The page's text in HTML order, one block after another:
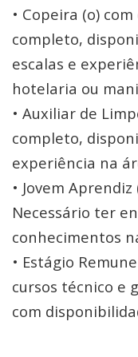
• Copeira (o)
completo,
escalas e
hotelaria ou
• Auxiliar de
completo,
experiência na
• Jovem
Necessário ter
conhecimentos
• Estágio
cursos técnico e
com